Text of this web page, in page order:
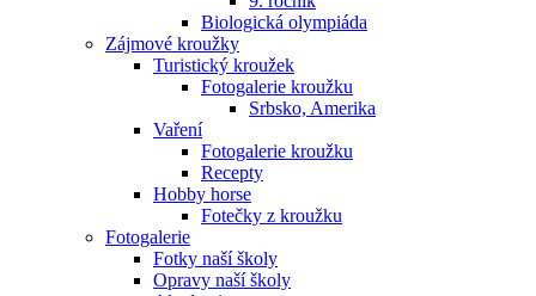
Biologická olympiáda
Zájmové kroužky
Turistický kroužek
Fotogalerie kroužku
Srbsko, Amerika
Vaření
Fotogalerie kroužku
Recepty
Hobby horse
Fotečky z kroužku
Fotogalerie
Fotky naší školy
Opravy naší školy